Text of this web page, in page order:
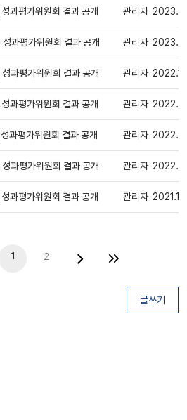
과평가위원회 결과 공개 관리자
과평가위원회 결과 공개 관리자
과평가위원회 결과 공개 관리자
과평가위원회 결과 공개 관리자
과평가위원회 결과 공개 관리자
과평가위원회 결과 공개 관리자
과평가위원회 결과 공개 관리자
1 2
글쓰기